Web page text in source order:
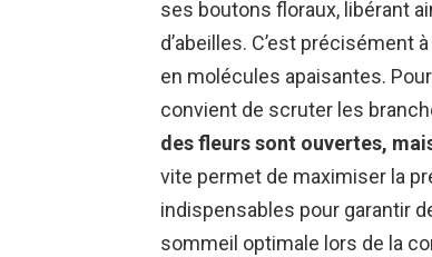
ses boutons floraux, libérant
d’abeilles. C’est
en molécules apaisantes.
convient de scruter les
des fleurs sont ouvertes,
vite permet de maximiser la
indispensables pour garantir
sommeil optimale lors de la